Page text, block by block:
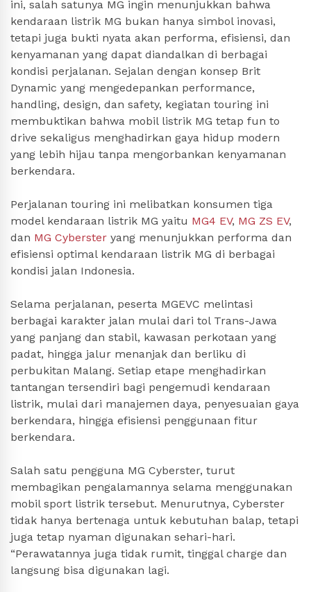
ini, salah satunya MG ingin menunjukkan bahwa
kendaraan listrik MG bukan hanya simbol inovasi,
tetapi juga bukti nyata akan performa, efisiensi, dan
kenyamanan yang dapat diandalkan di berbagai
kondisi perjalanan. Sejalan dengan konsep Brit
Dynamic yang mengedepankan performance,
handling, design, dan safety, kegiatan touring ini
membuktikan bahwa mobil listrik MG tetap fun to
drive sekaligus menghadirkan gaya hidup modern
yang lebih hijau tanpa mengorbankan kenyamanan
berkendara.
Perjalanan touring ini melibatkan konsumen tiga
model kendaraan listrik MG yaitu MG4 EV, MG ZS EV,
dan MG Cyberster yang menunjukkan performa dan
efisiensi optimal kendaraan listrik MG di berbagai
kondisi jalan Indonesia.
Selama perjalanan, peserta MGEVC melintasi
berbagai karakter jalan mulai dari tol Trans-Jawa
yang panjang dan stabil, kawasan perkotaan yang
padat, hingga jalur menanjak dan berliku di
perbukitan Malang. Setiap etape menghadirkan
tantangan tersendiri bagi pengemudi kendaraan
listrik, mulai dari manajemen daya, penyesuaian gaya
berkendara, hingga efisiensi penggunaan fitur
berkendara.
Salah satu pengguna MG Cyberster, turut
membagikan pengalamannya selama menggunakan
mobil sport listrik tersebut. Menurutnya, Cyberster
tidak hanya bertenaga untuk kebutuhan balap, tetapi
juga tetap nyaman digunakan sehari-hari.
“Perawatannya juga tidak rumit, tinggal charge dan
langsung bisa digunakan lagi.